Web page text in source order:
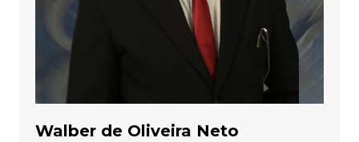
Walber de Oliveira Neto